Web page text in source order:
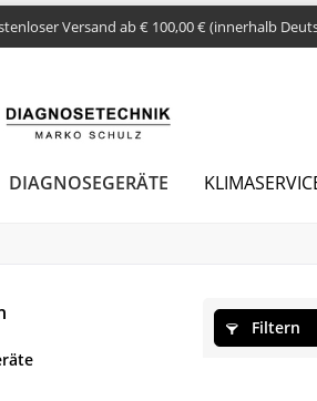
Versand ab € 100,00 € (innerhalb
DIAGNOSEGERÄTE
Filtern